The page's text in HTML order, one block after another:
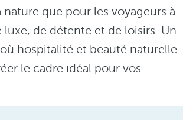
nature que pour les voyageurs à
luxe, de détente et de loisirs. Un
hospitalité et beauté naturelle
le cadre idéal pour vos